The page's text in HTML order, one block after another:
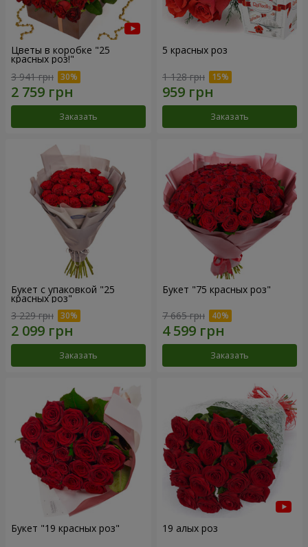
Цветы в коробке "25
красных роз!"
3 941 грн
Заказать
5 красных роз
1 128 грн
Заказать
Букет с упаковкой "25
красных роз"
3 229 грн
Заказать
Букет "75 красных роз"
7 665 грн
Заказать
Букет "19 красных роз" 19 алых роз